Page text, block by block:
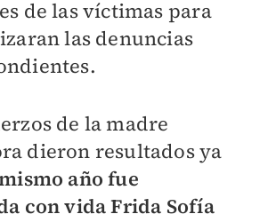
de las víctimas para
las denuncias
de la madre
dieron resultados ya
año fue
con vida Frida Sofía